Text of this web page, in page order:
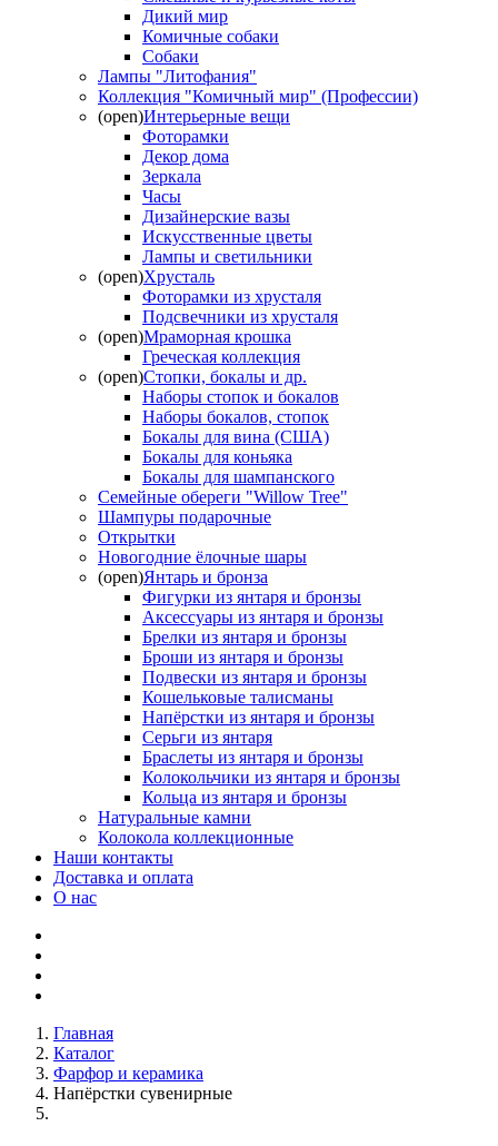
Дикий мир
Комичные собаки
Собаки
Лампы "Литофания"
Коллекция "Комичный мир" (Профессии)
(open)Интерьерные вещи
Фоторамки
Декор дома
Зеркала
Часы
Дизайнерские вазы
Искусственные цветы
Лампы и светильники
(open)Хрусталь
Фоторамки из хрусталя
Подсвечники из хрусталя
(open)Мраморная крошка
Греческая коллекция
(open)Стопки, бокалы и др.
Наборы стопок и бокалов
Наборы бокалов, стопок
Бокалы для вина (США)
Бокалы для коньяка
Бокалы для шампанского
Семейные обереги "Willow Tree"
Шампуры подарочные
Открытки
Новогодние ёлочные шары
(open)Янтарь и бронза
Фигурки из янтаря и бронзы
Аксессуары из янтаря и бронзы
Брелки из янтаря и бронзы
Броши из янтаря и бронзы
Подвески из янтаря и бронзы
Кошельковые талисманы
Напёрстки из янтаря и бронзы
Серьги из янтаря
Браслеты из янтаря и бронзы
Колокольчики из янтаря и бронзы
Кольца из янтаря и бронзы
Натуральные камни
Колокола коллекционные
Наши контакты
Доставка и оплата
О нас
Главная
Каталог
Фарфор и керамика
Напёрстки сувенирные